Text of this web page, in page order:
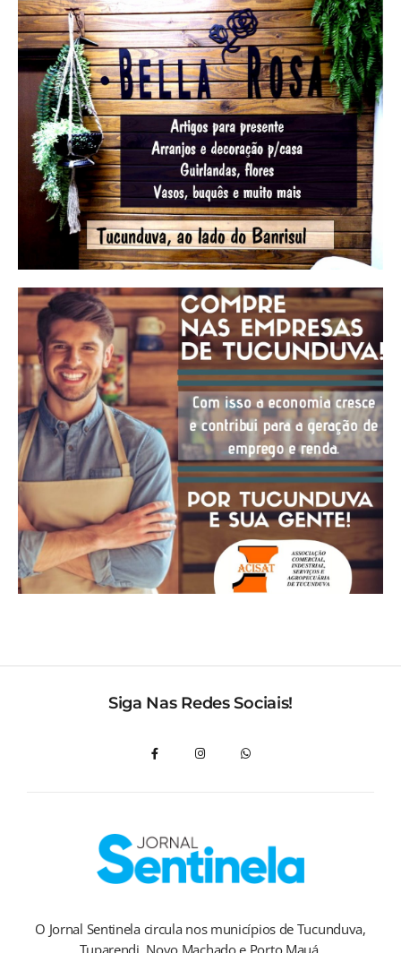
Siga Nas Redes Sociais!
O Jornal Sentinela circula nos municípios de Tucunduva,